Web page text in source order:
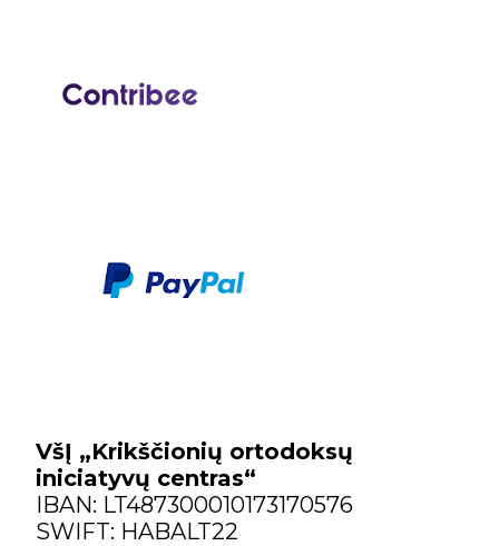
VšĮ „Krikščionių ortodoksų
iniciatyvų centras“
IBAN: LT487300010173170576
SWIFT: HABALT22